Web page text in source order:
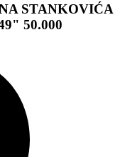
STANKOVIĆA
50.000